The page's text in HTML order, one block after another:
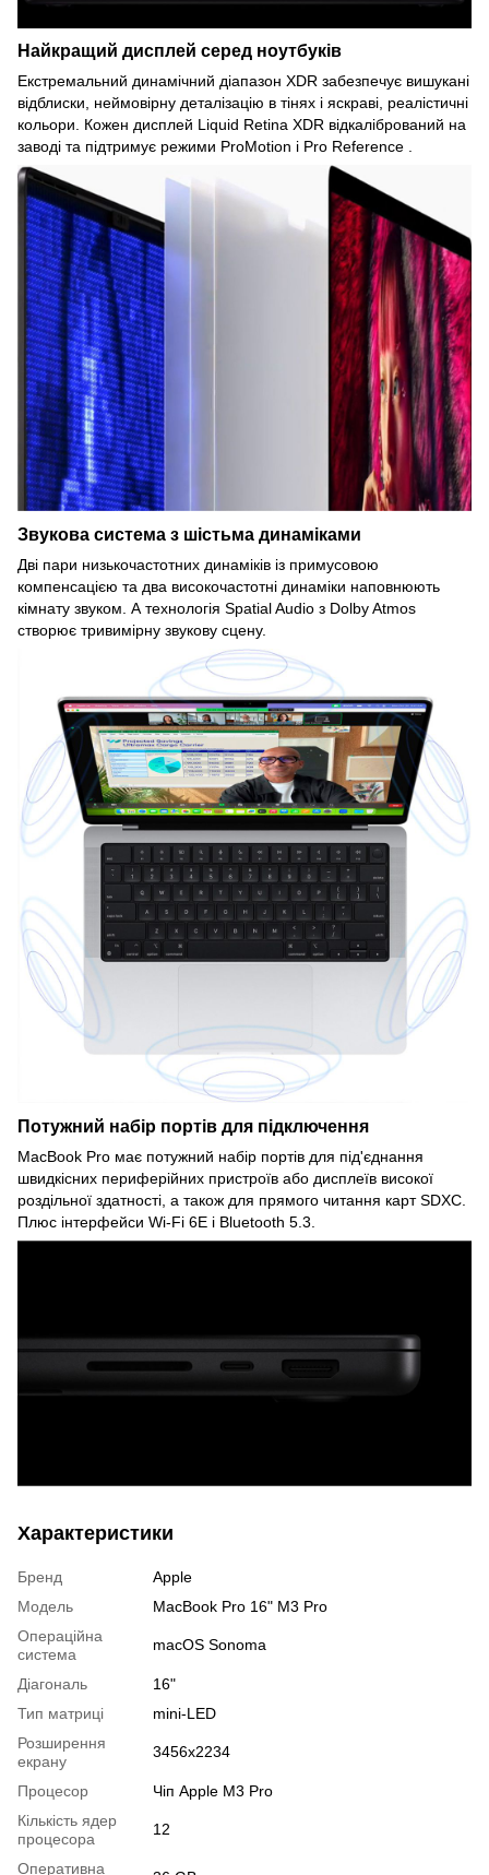
Найкращий дисплей серед ноутбуків
Екстремальний динамічний діапазон XDR забезпечує вишукані
відблиски, неймовірну деталізацію в тінях і яскраві, реалістичні
кольори. Кожен дисплей Liquid Retina XDR відкалібрований на
заводі та підтримує режими ProMotion і Pro Reference .
Звукова система з шістьма динаміками
Дві пари низькочастотних динаміків із примусовою
компенсацією та два високочастотні динаміки наповнюють
кімнату звуком. А технологія Spatial Audio з Dolby Atmos
створює тривимірну звукову сцену.
Потужний набір портів для підключення
MacBook Pro має потужний набір портів для під'єднання
швидкісних периферійних пристроїв або дисплеїв високої
роздільної здатності, а також для прямого читання карт SDXC.
Плюс інтерфейси Wi-Fi 6E і Bluetooth 5.3.
Характеристики
Бренд
Apple
Модель
MacBook Pro 16" M3 Pro
Операційна
система
macOS Sonoma
Діагональ
16"
Тип матриці
mini-LED
Розширення
екрану
3456x2234
Процесор
Чіп Apple M3 Pro
Кількість ядер
процесора
12
Оперативна